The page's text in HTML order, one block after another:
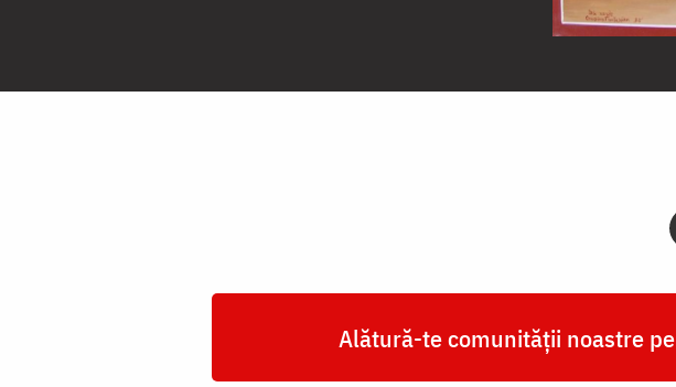
Simon
Alătură-te comunității noastre pe